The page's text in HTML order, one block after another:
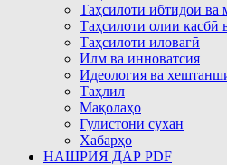
Таҳсилоти ибтидоӣ ва
Таҳсилоти олии касбӣ
Таҳсилоти иловагӣ
Илм ва инноватсия
Идеология ва
Таҳлил
Мақолаҳо
Гулистони сухан
Хабарҳо
НАШРИЯ ДАР PDF